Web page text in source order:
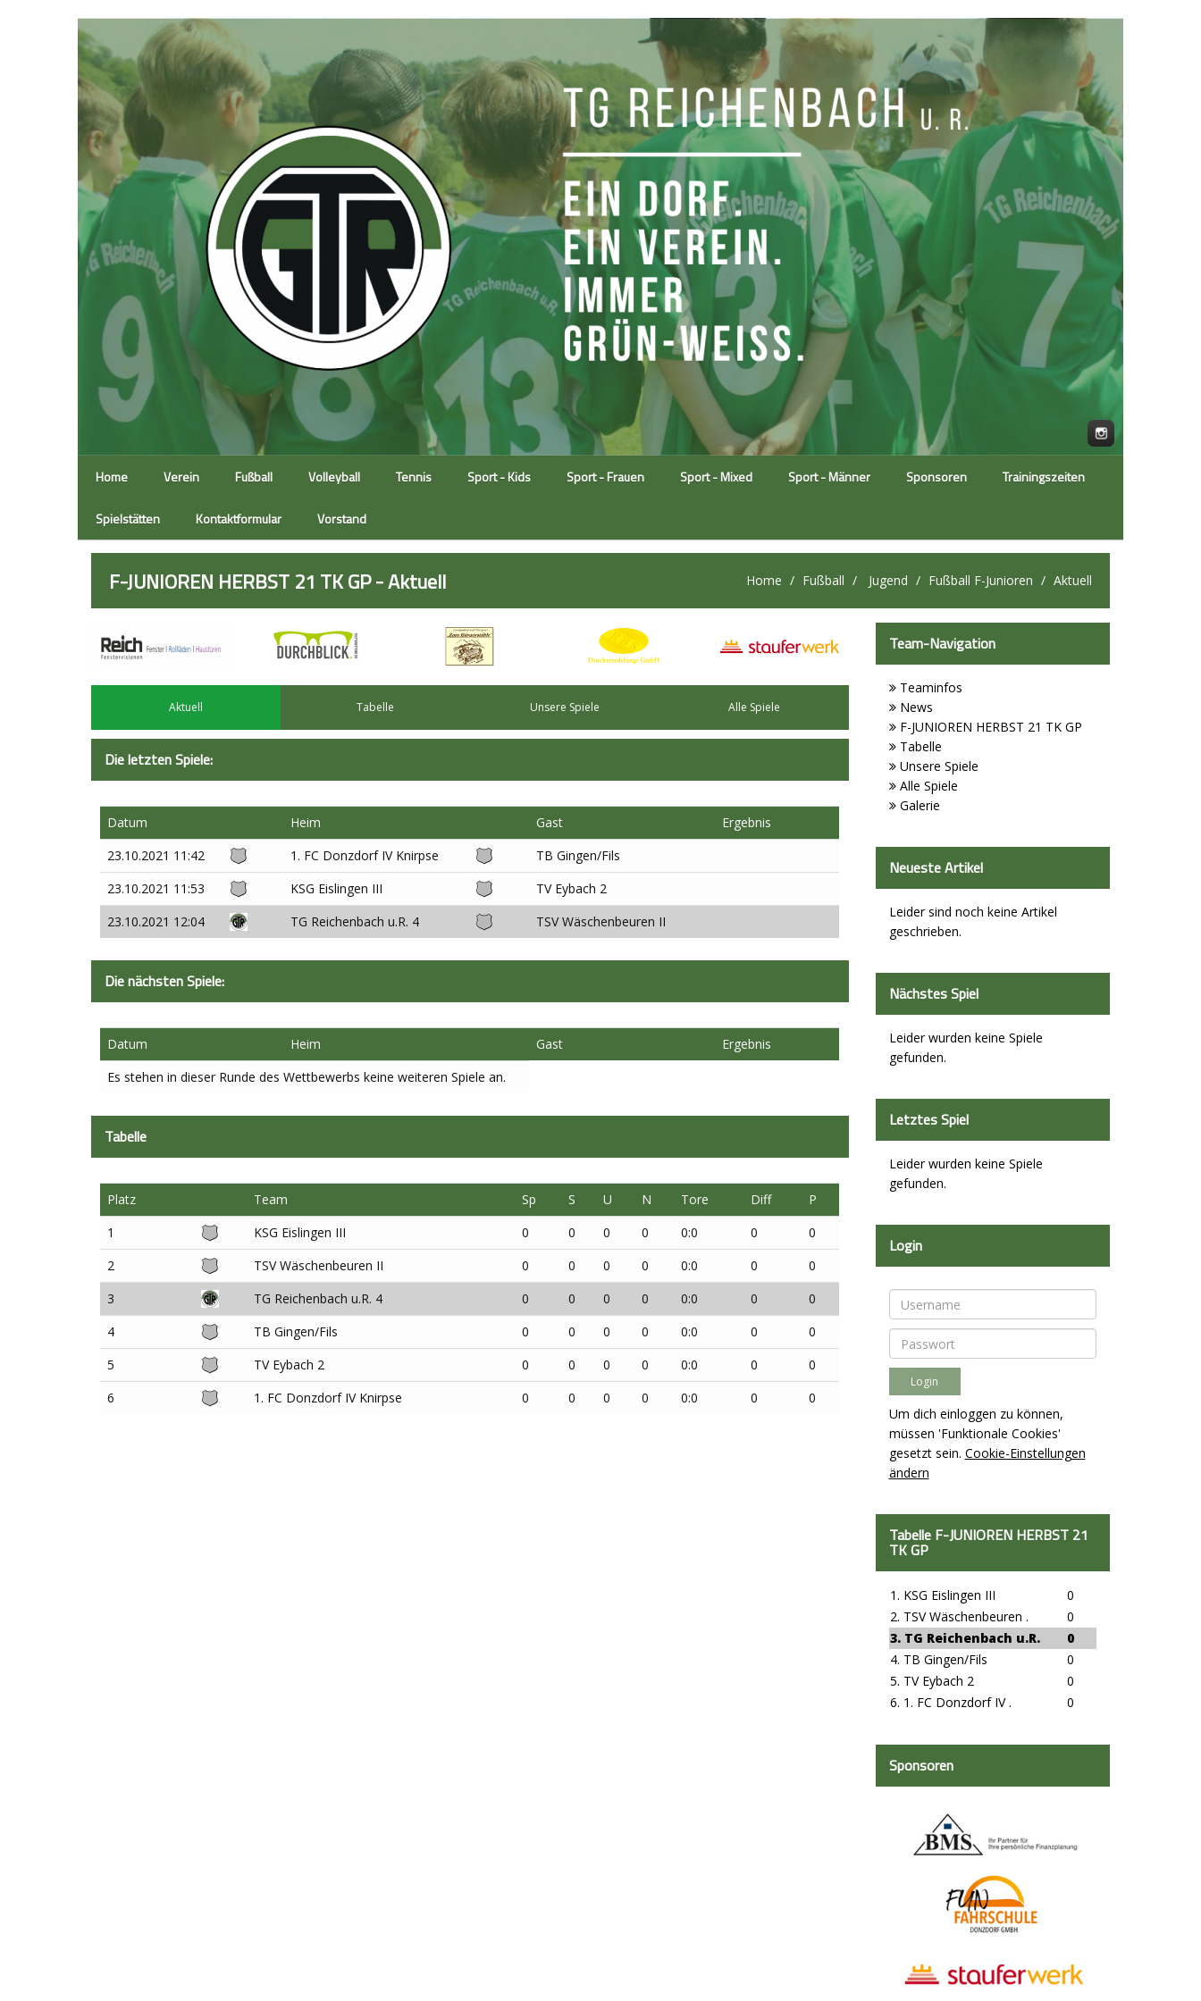
Home Verein Fußball Volleyball Tennis Sport - Kids Sport - Frauen Sport - Mixed Sport - Männer Sponsoren Trainingszeiten
Spielstätten Kontaktformular Vorstand
F-JUNIOREN HERBST 21 TK GP - Aktuell Home Fußball Jugend Fußball F-Junioren Aktuell
Aktuell Tabelle Unsere Spiele Alle Spiele
Die letzten Spiele:
Datum Heim Gast
Ergebnis
23.10.2021 11:42
1. FC Donzdorf IV Knirpse
TB Gingen/Fils
23.10.2021 11:53
KSG Eislingen III
TV Eybach 2
23.10.2021 12:04
TG Reichenbach u.R. 4 TSV Wäschenbeuren II
Die nächsten Spiele:
Datum Heim Gast
Ergebnis
Es stehen in dieser Runde des Wettbewerbs keine weiteren Spiele an.
Tabelle
Platz Team Sp S U N Tore Diff
P
1
KSG Eislingen III 0 0 0 0 0:0 0
0
2
TSV Wäschenbeuren II 0 0 0 0 0:0 0
0
3
TG Reichenbach u.R. 4 0 0 0 0 0:0 0
0
4
TB Gingen/Fils 0 0 0 0 0:0 0
0
5
TV Eybach 2 0 0 0 0 0:0 0
0
6
1. FC Donzdorf IV Knirpse 0 0 0 0 0:0 0 0
Team-Navigation
Teaminfos
News
F-JUNIOREN HERBST 21 TK GP
Tabelle
Unsere Spiele
Alle Spiele
Galerie
Neueste Artikel
Leider sind noch keine Artikel
geschrieben.
Nächstes Spiel
Leider wurden keine Spiele
gefunden.
Letztes Spiel
Leider wurden keine Spiele
gefunden.
Login
Um dich einloggen zu können,
müssen 'Funktionale Cookies'
gesetzt sein. Cookie-Einstellungen
ändern
Tabelle F-JUNIOREN HERBST 21
TK GP
1. KSG Eislingen III
0
2. TSV Wäschenbeuren .
0
3. TG Reichenbach u.R.
0
4. TB Gingen/Fils
0
5. TV Eybach 2
0
6. 1. FC Donzdorf IV .
0
Sponsoren